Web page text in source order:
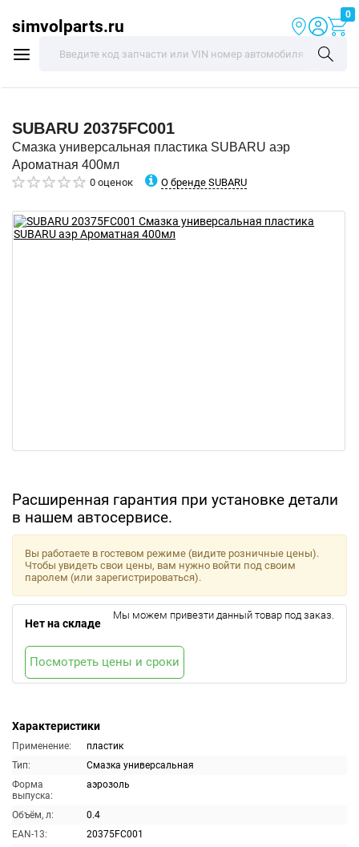
simvolparts.ru
0
SUBARU 20375FC001
Смазка универсальная пластика SUBARU аэр
Ароматная 400мл
0 оценок О бренде SUBARU
Расширенная гарантия при установке детали
в нашем автосервисе.
Характеристики
Применение:
пластик
Тип:
Смазка универсальная
Форма
выпуска:
аэрозоль
Объём, л:
0.4
EAN-13:
20375FC001
Вы работаете в гостевом режиме (видите розничные цены).
Чтобы увидеть свои цены, вам нужно войти под своим
паролем (или зарегистрироваться).
Нет на складе
Мы можем привезти данный товар под заказ.
Посмотреть цены и сроки